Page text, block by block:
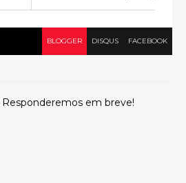
BLOGGER DISQUS FACEBOOK
em breve!